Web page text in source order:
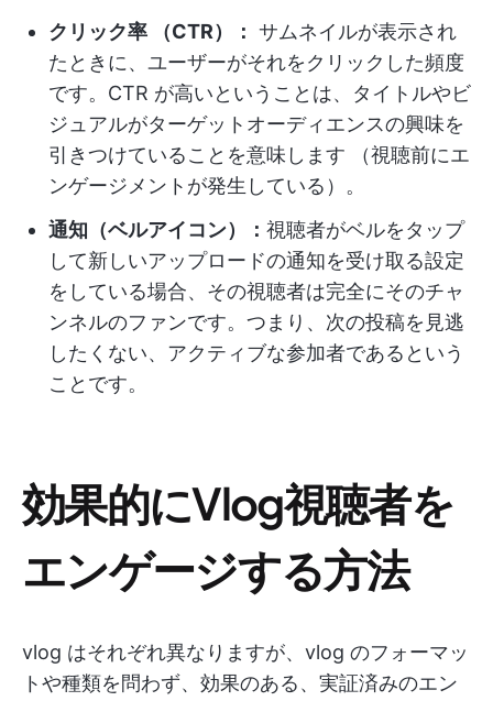
クリック率 （CTR）： サムネイルが表示され
たときに、ユーザーがそれをクリックした頻度
です。CTR が高いということは、タイトルやビ
ジュアルがターゲットオーディエンスの興味を
引きつけていることを意味します （視聴前にエ
ンゲージメントが発生している）。
通知（ベルアイコン）： 視聴者がベルをタップ
して新しいアップロードの通知を受け取る設定
をしている場合、その視聴者は完全にそのチャ
ンネルのファンです。つまり、次の投稿を見逃
したくない、アクティブな参加者であるという
ことです。
効果的にVlog視聴者を
エンゲージする方法
vlog はそれぞれ異なりますが、vlog のフォーマッ
トや種類を問わず、効果のある、実証済みのエン